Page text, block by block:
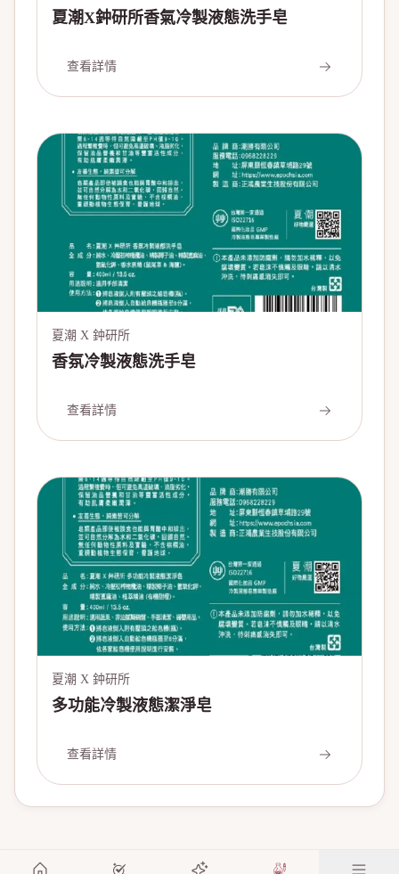
夏潮X鈡研所香氣冷製液態洗手皂
查看詳情
夏潮 X 鈡研所
香氛冷製液態洗手皂
查看詳情
夏潮 X 鈡研所
多功能冷製液態潔淨皂
查看詳情